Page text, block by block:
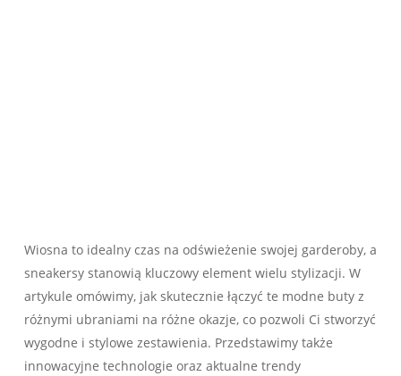
Wiosna to idealny czas na odświeżenie swojej garderoby, a
sneakersy stanowią kluczowy element wielu stylizacji. W
artykule omówimy, jak skutecznie łączyć te modne buty z
różnymi ubraniami na różne okazje, co pozwoli Ci stworzyć
wygodne i stylowe zestawienia. Przedstawimy także
innowacyjne technologie oraz aktualne trendy